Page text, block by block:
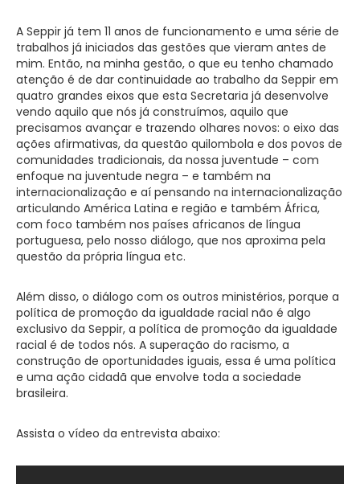
A Seppir já tem 11 anos de funcionamento e uma série de
trabalhos já iniciados das gestões que vieram antes de
mim. Então, na minha gestão, o que eu tenho chamado
atenção é de dar continuidade ao trabalho da Seppir em
quatro grandes eixos que esta Secretaria já desenvolve
vendo aquilo que nós já construímos, aquilo que
precisamos avançar e trazendo olhares novos: o eixo das
ações afirmativas, da questão quilombola e dos povos de
comunidades tradicionais, da nossa juventude – com
enfoque na juventude negra – e também na
internacionalização e aí pensando na internacionalização
articulando América Latina e região e também África,
com foco também nos países africanos de língua
portuguesa, pelo nosso diálogo, que nos aproxima pela
questão da própria língua etc.
Além disso, o diálogo com os outros ministérios, porque a
política de promoção da igualdade racial não é algo
exclusivo da Seppir, a política de promoção da igualdade
racial é de todos nós. A superação do racismo, a
construção de oportunidades iguais, essa é uma política
e uma ação cidadã que envolve toda a sociedade
brasileira.
Assista o vídeo da entrevista abaixo: